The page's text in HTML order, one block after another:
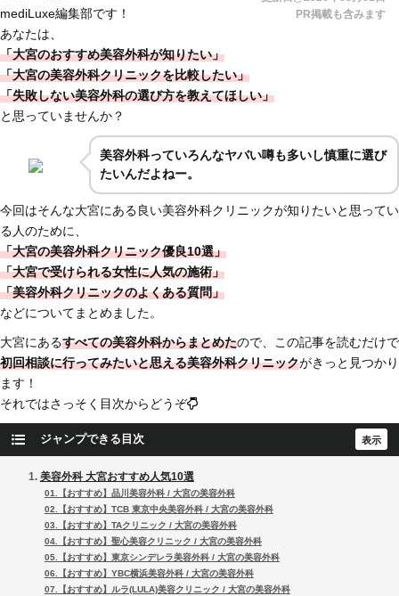
PR掲載も含みます
mediLuxe編集部です！
あなたは、
「大宮のおすすめ美容外科が知りたい」
「大宮の美容外科クリニックを比較したい」
「失敗しない美容外科の選び方を教えてほしい」
と思っていませんか？
美容外科っていろんなヤバい噂も多いし慎重に選び
たいんだよねー。
今回はそんな大宮にある良い美容外科クリニックが知りたいと思ってい
る人のために、
「大宮の美容外科クリニック優良10選」
「大宮で受けられる女性に人気の施術」
「美容外科クリニックのよくある質問」
などについてまとめました。
大宮にあるすべての美容外科からまとめたので、この記事を読むだけで
初回相談に行ってみたいと思える美容外科クリニックがきっと見つかり
ます！
それではさっそく目次からどうぞ
ジャンプできる目次
美容外科 大宮おすすめ人気10選
01.【おすすめ】品川美容外科 / 大宮の美容外科
02.【おすすめ】TCB 東京中央美容外科 / 大宮の美容外科
03.【おすすめ】TAクリニック / 大宮の美容外科
04.【おすすめ】聖心美容クリニック / 大宮の美容外科
05.【おすすめ】東京シンデレラ美容外科 / 大宮の美容外科
06.【おすすめ】YBC横浜美容外科 / 大宮の美容外科
07.【おすすめ】ルラ(LULA)美容クリニック / 大宮の美容外科